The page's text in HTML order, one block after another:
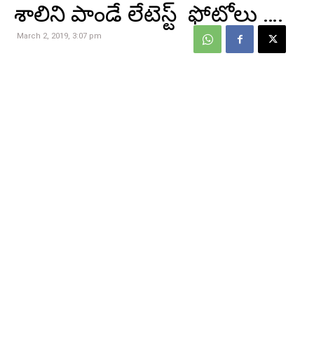
శాలిని పాండే లేటెస్ట్ ఫోటోలు ….
March 2, 2019, 3:07 pm